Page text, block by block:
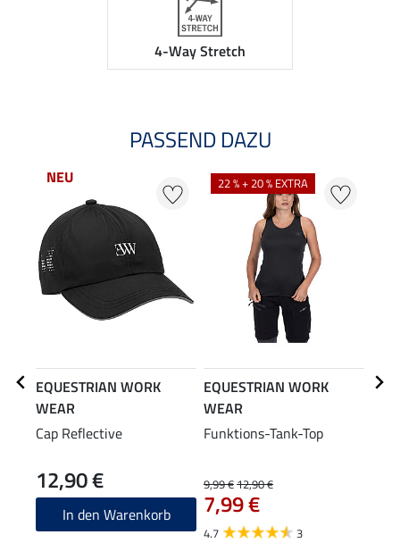
4-Way Stretch
PASSEND DAZU
NEU
EQUESTRIAN WORK
WEAR
Cap Reflective
12,90 €
In den Warenkorb
22 % + 20 % EXTRA
EQUESTRIAN WORK
WEAR
Funktions-Tank-Top
9,99 €12,90 €
7,99 €
4.7 3